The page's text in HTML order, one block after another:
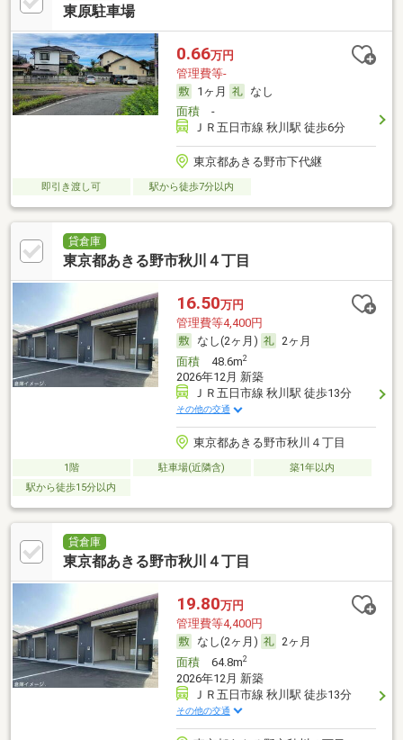
東原駐車場
0.66万円
管理費等-
1ヶ月
なし
面積-
ＪＲ五日市線 秋川駅 徒歩6分
東京都あきる野市下代継
即引き渡し可 駅から徒歩7分以内
貸倉庫
東京都あきる野市秋川４丁目
16.50万円
管理費等4,400円
なし(2ヶ月)
2ヶ月
面積48.6m2
2026年12月 新築
ＪＲ五日市線 秋川駅 徒歩13分
その他の交通
東京都あきる野市秋川４丁目
1階 駐車場(近隣含)
築1年以内
駅から徒歩15分以内
貸倉庫
東京都あきる野市秋川４丁目
19.80万円
管理費等4,400円
なし(2ヶ月)
2ヶ月
面積64.8m2
2026年12月 新築
ＪＲ五日市線 秋川駅 徒歩13分
その他の交通